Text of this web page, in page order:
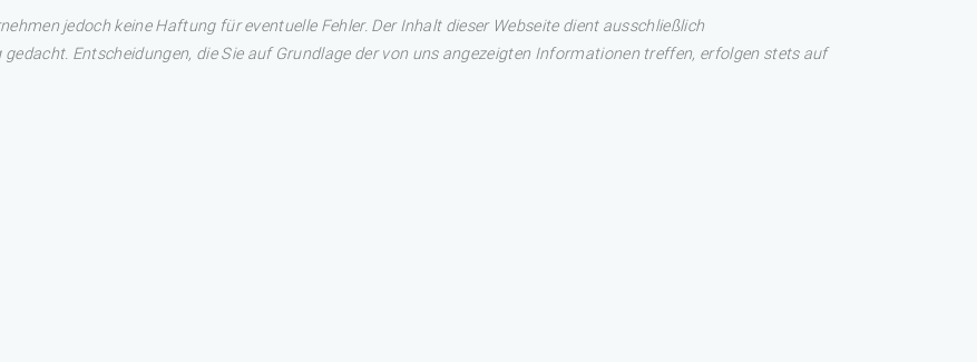
jedoch keine Haftung für eventuelle Fehler. Der Inhalt dieser Webseite dient ausschließlich
Entscheidungen, die Sie auf Grundlage der von uns angezeigten Informationen treffen, erfolgen stets auf